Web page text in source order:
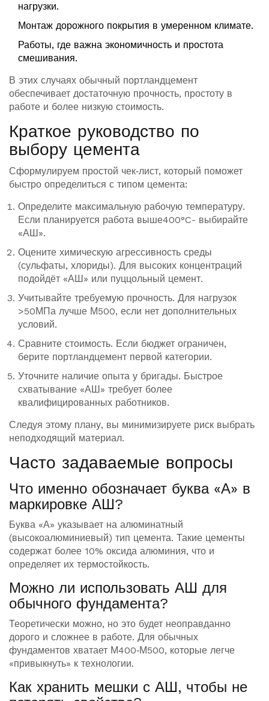
нагрузки.
Монтаж дорожного покрытия в умеренном климате.
Работы, где важна экономичность и простота
смешивания.
В этих случаях обычный портландцемент
обеспечивает достаточную прочность, простоту в
работе и более низкую стоимость.
Краткое руководство по
выбору цемента
Сформулируем простой чек‑лист, который поможет
быстро определиться с типом цемента:
Определите максимальную рабочую температуру.
Если планируется работа выше400°C- выбирайте
«АШ».
Оцените химическую агрессивность среды
(сульфаты, хлориды). Для высоких концентраций
подойдёт «АШ» или пуццольный цемент.
Учитывайте требуемую прочность. Для нагрузок
>50МПа лучше М500, если нет дополнительных
условий.
Сравните стоимость. Если бюджет ограничен,
берите портландцемент первой категории.
Уточните наличие опыта у бригады. Быстрое
схватывание «АШ» требует более
квалифицированных работников.
Следуя этому плану, вы минимизируете риск выбрать
неподходящий материал.
Часто задаваемые вопросы
Что именно обозначает буква «А» в
маркировке АШ?
Буква «А» указывает на алюминатный
(высокоалюминиевый) тип цемента. Такие цементы
содержат более 10% оксида алюминия, что и
определяет их термостойкость.
Можно ли использовать АШ для
обычного фундамента?
Теоретически можно, но это будет неоправданно
дорого и сложнее в работе. Для обычных
фундаментов хватает М400‑М500, которые легче
«привыкнуть» к технологии.
Как хранить мешки с АШ, чтобы не